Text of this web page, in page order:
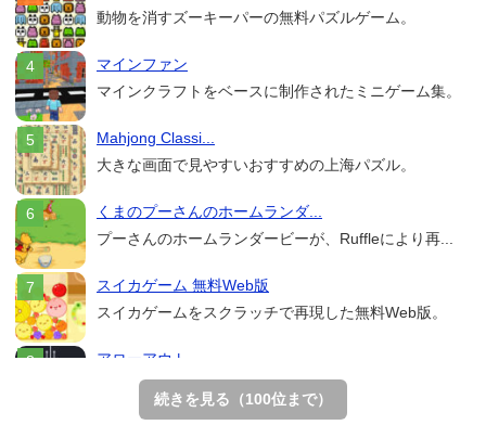
動物を消すズーキーパーの無料パズルゲーム。
マインファン
マインクラフトをベースに制作されたミニゲーム集。
Mahjong Classi...
大きな画面で見やすいおすすめの上海パズル。
くまのプーさんのホームランダ...
プーさんのホームランダービーが、Ruffleにより再...
スイカゲーム 無料Web版
スイカゲームをスクラッチで再現した無料Web版。
アローアウト
すべての矢印を画面外へ導くパズルゲーム。
続きを見る（100位まで）